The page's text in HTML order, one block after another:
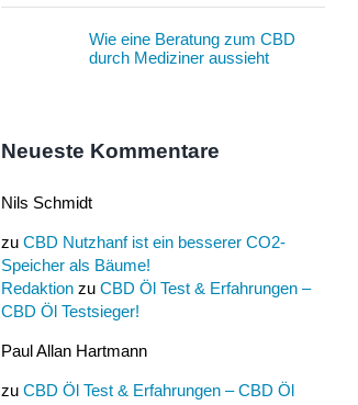
Wie eine Beratung zum CBD
durch Mediziner aussieht
Neueste Kommentare
Nils Schmidt
zu CBD Nutzhanf ist ein besserer CO2-
Speicher als Bäume!
Redaktion zu CBD Öl Test & Erfahrungen –
CBD Öl Testsieger!
Paul Allan Hartmann
zu CBD Öl Test & Erfahrungen – CBD Öl